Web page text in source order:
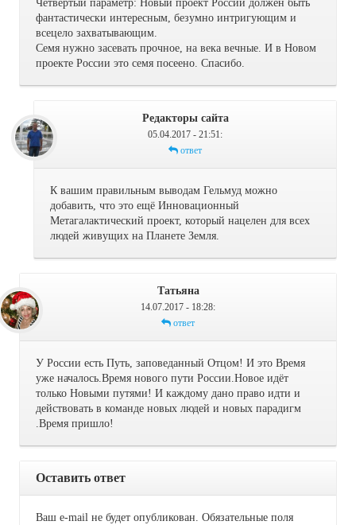
Четвёртый параметр: Новый проект России должен быть
фантастически интересным, безумно интригующим и
всецело захватывающим.
Семя нужно засевать прочное, на века вечные. И в Новом
проекте России это семя посеено. Спасибо.
Редакторы сайта
05.04.2017 - 21:51:
ответ
К вашим правильным выводам Гельмуд можно
добавить, что это ещё Инновационный
Метагалактический проект, который нацелен для всех
людей живущих на Планете Земля.
Татьяна
14.07.2017 - 18:28:
ответ
У России есть Путь, заповеданный Отцом! И это Время
уже началось.Время нового пути России.Новое идёт
только Новыми путями! И каждому дано право идти и
действовать в команде новых людей и новых парадигм
.Время пришло!
Оставить ответ
Ваш e-mail не будет опубликован. Обязательные поля